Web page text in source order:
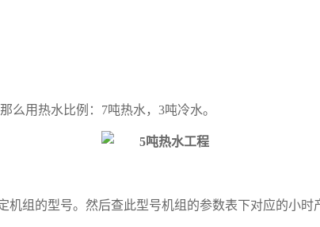
么用热水比例：7吨热水，3吨冷水。
组的型号。然后查此型号机组的参数表下对应的小时